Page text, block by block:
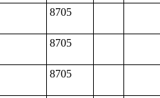
8705
8705
8705